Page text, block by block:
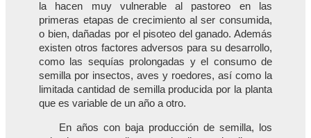
la hacen muy vulnerable al pastoreo en las
primeras etapas de crecimiento al ser consumida,
o bien, dañadas por el pisoteo del ganado. Además
existen otros factores adversos para su desarrollo,
como las sequías prolongadas y el consumo de
semilla por insectos, aves y roedores, así como la
limitada cantidad de semilla producida por la planta
que es variable de un año a otro.
En años con baja producción de semilla, los